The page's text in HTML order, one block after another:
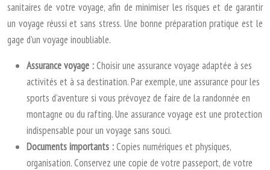
sanitaires de votre voyage, afin de minimiser les risques et de garantir
un voyage réussi et sans stress. Une bonne préparation pratique est le
gage d’un voyage inoubliable.
Assurance voyage :Choisir une assurance voyage adaptée à ses
activités et à sa destination. Par exemple, une assurance pour les
sports d’aventure si vous prévoyez de faire de la randonnée en
montagne ou du rafting. Une assurance voyage est une protection
indispensable pour un voyage sans souci.
Documents importants :Copies numériques et physiques,
organisation. Conservez une copie de votre passeport, de votre